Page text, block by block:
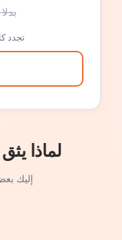
تجدد كل 6 أشهر بالسعر
لماذا
إليك